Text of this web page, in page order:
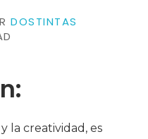
DOSTINTAS
la creatividad, es